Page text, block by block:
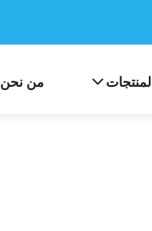
المنتجات من نحن